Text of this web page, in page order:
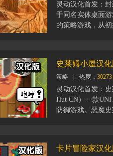
灵动汉化首发：
于同名实体桌面
的策略游戏，从
目标的任务，当
史莱姆小屋汉化
策略 热度： 30273
灵动汉化首发：
Hut CN）一款
防御游戏。恶魔
物、收获水果、
强防御能力。另
要进行强化升级
卡片冒险家汉化